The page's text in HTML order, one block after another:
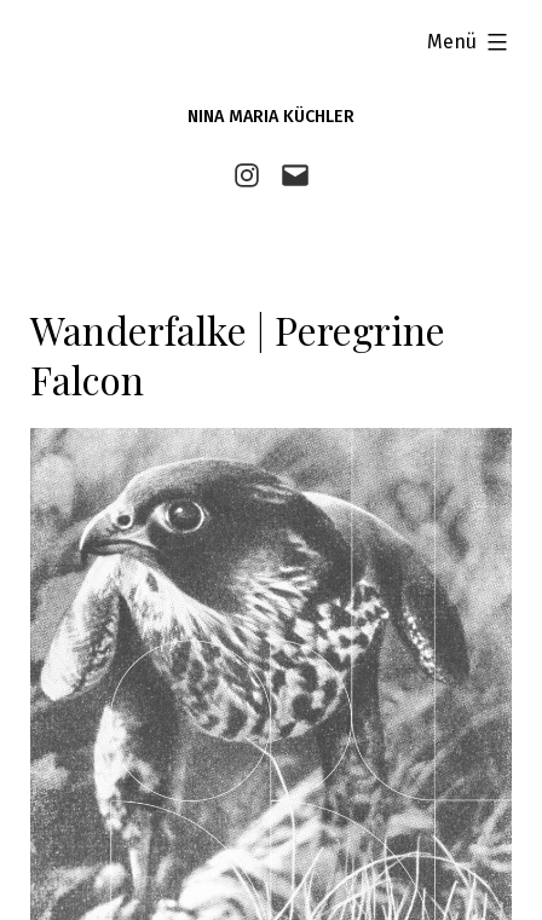
NINA MARIA KÜCHLER
Menü
aufgeklappt
Instagram
E-
Wanderfalke | Peregrine
Falcon